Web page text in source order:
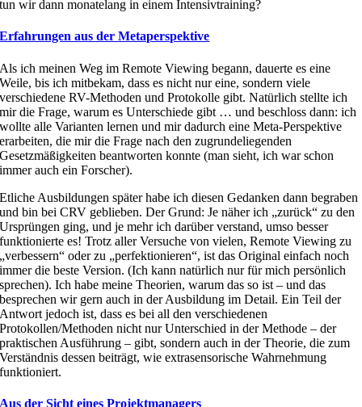
tun wir dann monatelang in einem Intensivtraining?
Erfahrungen aus der Metaperspektive
Als ich meinen Weg im Remote Viewing begann, dauerte es eine
Weile, bis ich mitbekam, dass es nicht nur eine, sondern viele
verschiedene RV-Methoden und Protokolle gibt. Natürlich stellte ich
mir die Frage, warum es Unterschiede gibt … und beschloss dann: ich
wollte alle Varianten lernen und mir dadurch eine Meta-Perspektive
erarbeiten, die mir die Frage nach den zugrundeliegenden
Gesetzmäßigkeiten beantworten konnte (man sieht, ich war schon
immer auch ein Forscher).
Etliche Ausbildungen später habe ich diesen Gedanken dann begraben
und bin bei CRV geblieben. Der Grund: Je näher ich „zurück“ zu den
Ursprüngen ging, und je mehr ich darüber verstand, umso besser
funktionierte es! Trotz aller Versuche von vielen, Remote Viewing zu
„verbessern“ oder zu „perfektionieren“, ist das Original einfach noch
immer die beste Version. (Ich kann natürlich nur für mich persönlich
sprechen). Ich habe meine Theorien, warum das so ist – und das
besprechen wir gern auch in der Ausbildung im Detail. Ein Teil der
Antwort jedoch ist, dass es bei all den verschiedenen
Protokollen/Methoden nicht nur Unterschied in der Methode – der
praktischen Ausführung – gibt, sondern auch in der Theorie, die zum
Verständnis dessen beiträgt, wie extrasensorische Wahrnehmung
funktioniert.
Aus der Sicht eines Projektmanagers